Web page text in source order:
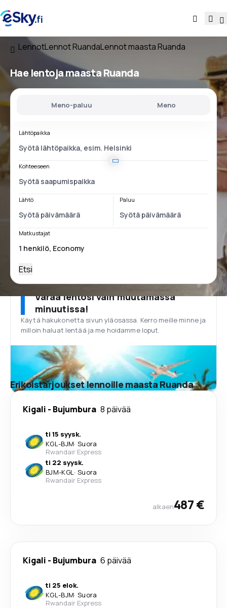
LennotLennot RuandaLennot maasta Ruanda
Hae lentojamaasta Ruanda
Meno-paluu Meno
Lähtöpaikka
Kohteeseen
Lähtö Paluu
Matkustajat
Etsi
Varaa lentosi vain muutamassa
minuutissa!
Käytä hakukonetta sivun yläosassa. Kerro meille minne ja
milloin haluat lentää ja me hoidamme loput.
Erikoistarjoukset lennoille maasta Ruanda
Kigali - Bujumbura 8 päivää
ti 15 syysk.
KGL-BJM· Suora
Rwandair Express
ti 22 syysk.
BJM-KGL· Suora
Rwandair Express
alkaen487 €
Kigali - Bujumbura 6 päivää
ti 25 elok.
KGL-BJM· Suora
Rwandair Express